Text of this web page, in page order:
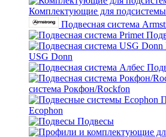
Комплектующие для
Подвесная система
USG Donn
система Рокфон/Rockfon
Ecophon
Подвесы